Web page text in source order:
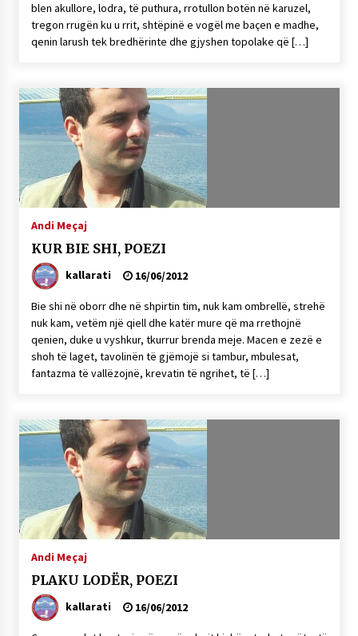
blen akullore, lodra, të puthura, rrotullon botën në karuzel,
tregon rrugën ku u rrit, shtëpinë e vogël me baçen e madhe,
qenin larush tek bredhërinte dhe gjyshen topolake që […]
Andi Meçaj
KUR BIE SHI, POEZI
kallarati 16/06/2012
Bie shi në oborr dhe në shpirtin tim, nuk kam ombrellë, strehë
nuk kam, vetëm një qiell dhe katër mure që ma rrethojnë
qenien, duke u vyshkur, tkurrur brenda meje. Macen e zezë e
shoh të laget, tavolinën të gjëmojë si tambur, mbulesat,
fantazma të vallëzojnë, krevatin të ngrihet, të […]
Andi Meçaj
PLAKU LODËR, POEZI
kallarati 16/06/2012